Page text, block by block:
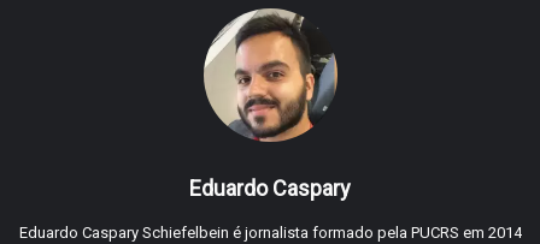
Eduardo Caspary
Eduardo Caspary Schiefelbein é jornalista formado pela PUCRS em 2014